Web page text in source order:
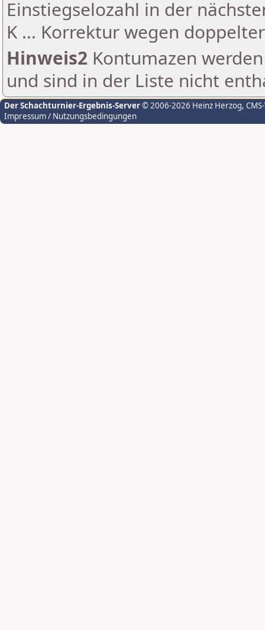
Einstiegselozahl in der
K ... Korrektur wegen
Hinweis2 Kontumazen
und sind in der Liste nicht
Der Schachturnier-Ergebnis-Server© 2006-2026 Heinz Herzog,
Impressum / Nutzungsbedingungen